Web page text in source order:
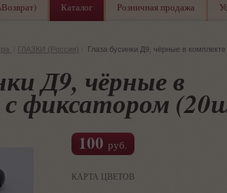
Каталог Розничная продажа
ГЛАЗКИ (Россия)
Глаза бусинки Д9, чёрные в комплекте
Д9, чёрные в
с фиксатором
100 руб.
КАРТА ЦВЕТОВ